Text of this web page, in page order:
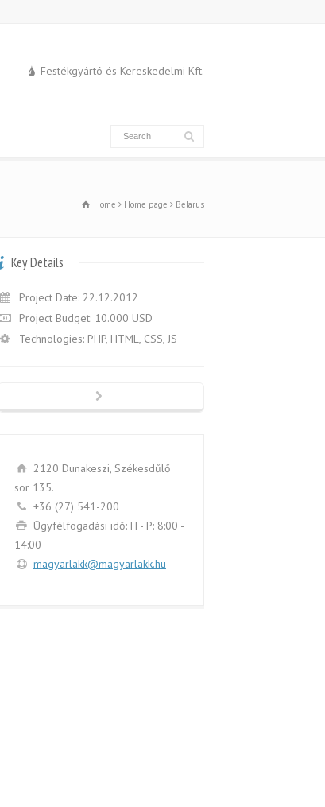
Festékgyártó és Kereskedelmi Kft.
Home Home page Belarus
Key Details
Project Date: 22.12.2012
Project Budget: 10.000 USD
Technologies: PHP, HTML, CSS, JS
2120 Dunakeszi, Székesdűlő
sor 135.
+36 (27) 541-200
Ügyfélfogadási idő: H - P: 8:00 -
14:00
magyarlakk@magyarlakk.hu